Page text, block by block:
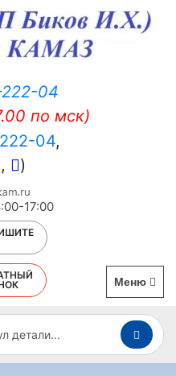
04
по мск)
04,
, )
17:00
Меню